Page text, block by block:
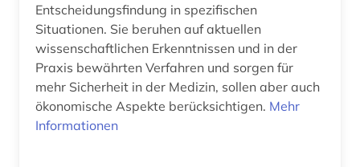
lgbt (1)
linguistik (1)
literaturdatenbank (1)
literaturrecherche (1)
Entscheidungsfindung in spezifischen
Situationen. Sie beruhen auf aktuellen
wissenschaftlichen Erkenntnissen und in der
Praxis bewährten Verfahren und sorgen für
mehr Sicherheit in der Medizin, sollen aber auch
ökonomische Aspekte berücksichtigen. Mehr
Informationen